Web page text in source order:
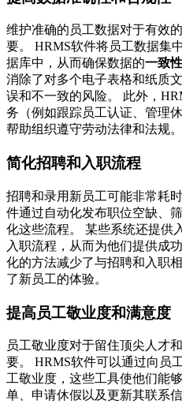
维护准确的员工数据对于有效
要。 HRMS软件将员工数据集
据库中，从而确保数据的一致性
消除了对多个电子表格和纸质
误和不一致的风险。 此外，
务（例如跟踪员工认证、管理
帮助组织遵守劳动法律和法规。
简化招聘和入职流程
招聘和录用新员工可能非常耗
件通过自动化发布职位空缺、
化这些流程。 某些系统还提供
入职流程，从而为他们提供成
化的方法减少了与招聘和入职
了新员工的体验。
提高员工敬业度和满意度
员工敬业度对于留住顶尖人才
要。 HRMS软件可以通过向员
工敬业度，这些工具使他们能
单、申请休假以及更新其联系